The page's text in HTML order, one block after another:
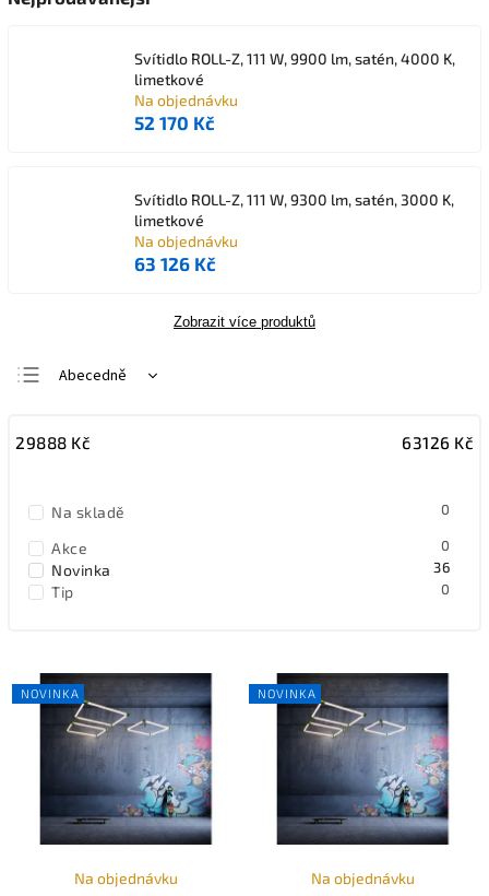
Svítidlo ROLL-Z, 111 W, 9900 lm, satén, 4000 K,
limetkové
Na objednávku
52 170 Kč
Svítidlo ROLL-Z, 111 W, 9300 lm, satén, 3000 K,
limetkové
Na objednávku
63 126 Kč
Zobrazit více produktů
Abecedně
Nejdražší
29888 Kč 63126 Kč
Na skladě 0
Akce 0
Novinka 36
Tip 0
NOVINKA
Na objednávku
NOVINKA
Na objednávku